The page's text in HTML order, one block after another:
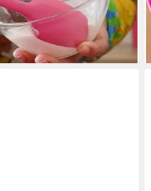
3-4 Werktagen bei dir